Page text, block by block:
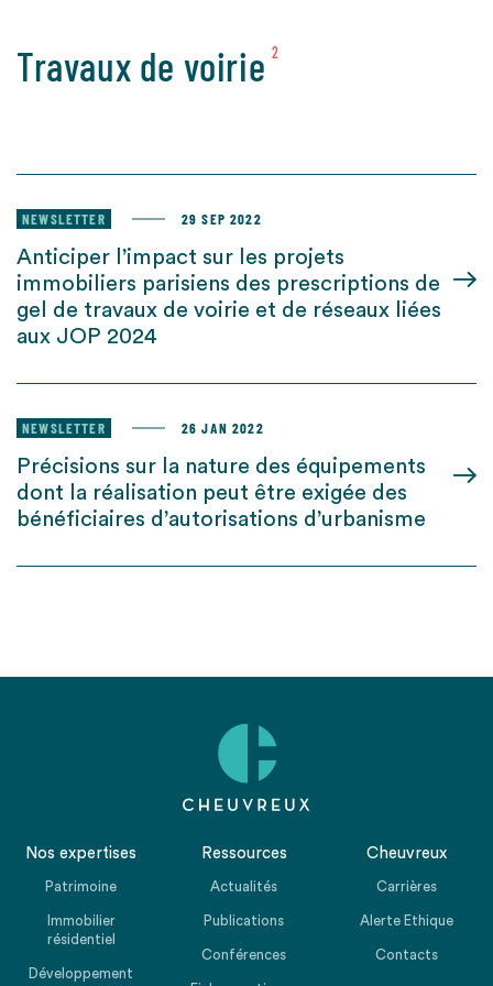
Travaux de voirie 2
NEWSLETTER 29 SEP 2022
Anticiper l’impact sur les projets
immobiliers parisiens des prescriptions de
gel de travaux de voirie et de réseaux liées
aux JOP 2024
NEWSLETTER 26 JAN 2022
Précisions sur la nature des équipements
dont la réalisation peut être exigée des
bénéficiaires d’autorisations d’urbanisme
Nos expertises
Patrimoine
Immobilier
résidentiel
Développement
Ressources
Actualités
Publications
Conférences
Cheuvreux
Carrières
Alerte Ethique
Contacts